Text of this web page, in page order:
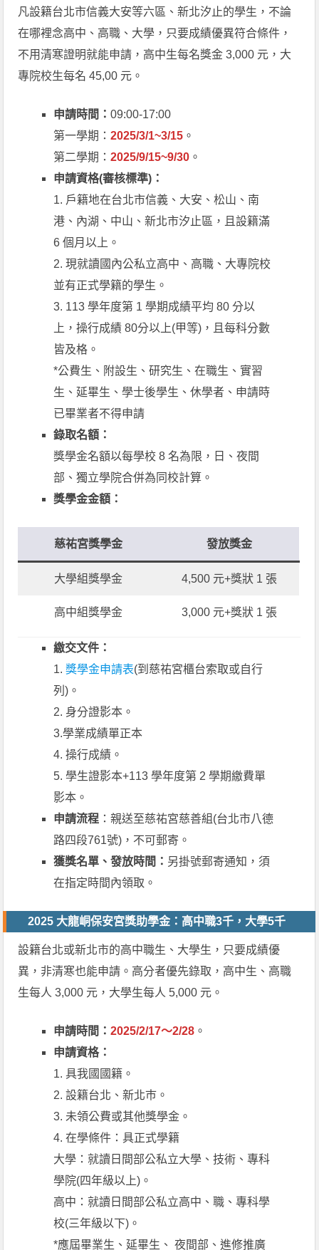
凡設籍台北市信義大安等六區、新北汐止的學生，不論
在哪裡念高中、高職、大學，只要成績優異符合條件，
不用清寒證明就能申請，高中生每名獎金 3,000 元，大
專院校生每名 45,00 元。
申請時間：09:00-17:00
第一學期：2025/3/1~3/15 。
第二學期：2025/9/15~9/30 。
申請資格(審核標準)：
1. 戶籍地在台北市信義、大安、松山、南
港、內湖、中山、新北市汐止區，且設籍滿
6 個月以上。
2. 現就讀國內公私立高中、高職、大專院校
並有正式學籍的學生。
3. 113 學年度第 1 學期成績平均 80 分以
上，操行成績 80分以上(甲等)，且每科分數
皆及格。
*公費生、附設生、研究生、在職生、實習
生、延畢生、學士後學生、休學者、申請時
已畢業者不得申請
錄取名額：
獎學金名額以每學校 8 名為限，日、夜間
部、獨立學院合併為同校計算。
獎學金金額：
慈祐宮獎學金 發放獎金
大學組獎學金 4,500 元+獎狀 1 張
高中組獎學金 3,000 元+獎狀 1 張
繳交文件：
1.獎學金申請表(到慈祐宮櫃台索取或自行
列)。
2. 身分證影本。
3.學業成績單正本
4. 操行成績。
5. 學生證影本+113 學年度第 2 學期繳費單
影本。
申請流程 ：親送至慈祐宮慈善組(台北市八德
路四段761號)，不可郵寄。
獲獎名單、發放時間： 另掛號郵寄通知，須
在指定時間內領取。
2025 大龍峒保安宮獎助學金：高中職3千，大學5千
設籍台北或新北市的高中職生、大學生，只要成績優
異，非清寒也能申請。高分者優先錄取，高中生、高職
生每人 3,000 元，大學生每人 5,000 元。
申請時間：2025/2/17～2/28 。
申請資格：
1. 具我國國籍。
2. 設籍台北、新北巿。
3. 未領公費或其他獎學金。
4. 在學條件：具正式學籍
大學：就讀日間部公私立大學、技術、專科
學院(四年級以上)。
高中：就讀日間部公私立高中、職、專科學
校(三年級以下)。
*應屆畢業生、延畢生、 夜間部、進修推廣